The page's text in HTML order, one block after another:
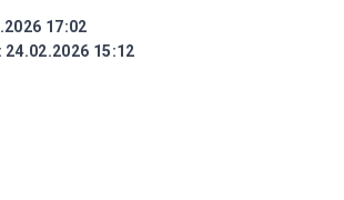
17:02
24.02.2026 15:12